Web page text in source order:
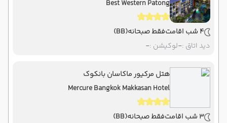
Best Western Patong
4 شب اقامت فقط صبحانه(BB)
دید اتاق :-لوکیشن :-
هتل مرکیور ماکاسان بانکوک
Mercure Bangkok Makkasan Hotel
3 شب اقامت فقط صبحانه(BB)